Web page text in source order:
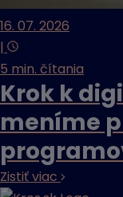
16. 07. 2026
|
5 min. čítania
Krok k
meníme
Zistiť viac